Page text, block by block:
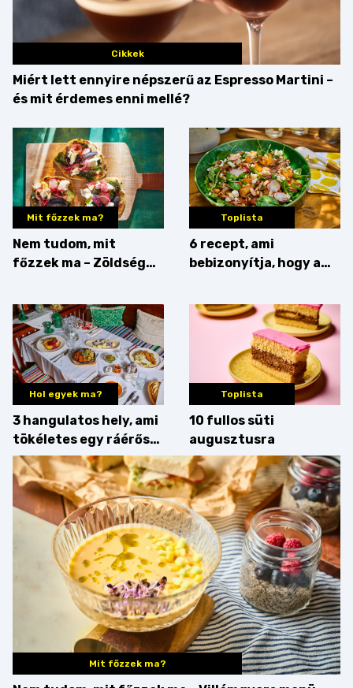
Cikkek
Miért lett ennyire népszerű az Espresso Martini –
és mit érdemes enni mellé?
Mit főzzek ma?
Nem tudom, mit
főzzek ma – Zöldség
Toplista
6 recept, ami
bebizonyítja, hogy a
zseniális
Hol egyek ma?
3 hangulatos hely, ami
tökéletes egy ráérős
hétvégi ebédhez
Toplista
10 fullos süti
augusztusra
Mit főzzek ma?